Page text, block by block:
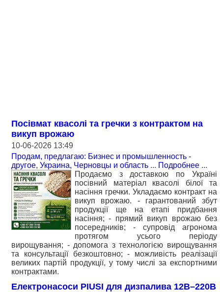
Посівмат квасолі та гречки з контрактом на
викуп врожаю
10-06-2026 13:49
Продам, предлагаю: Бизнес и промышленность -
другое, Украина, Черновцы и область ... Подробнее ...
Продаємо з доставкою по Україні
посівний матеріал квасолі білої та
насіння гречки. Укладаємо контракт на
викуп врожаю. - гарантований збут
продукції ще на етапі придбання
насіння; - прямий викуп врожаю без
посередників; - супровід агронома
протягом усього періоду
вирощування; - допомога з технологією вирощування
та консультації безкоштовно; - можливість реалізації
великих партій продукції, у тому числі за експортними
контрактами.
Електронасоси PIUSI для дизпалива 12В–220В